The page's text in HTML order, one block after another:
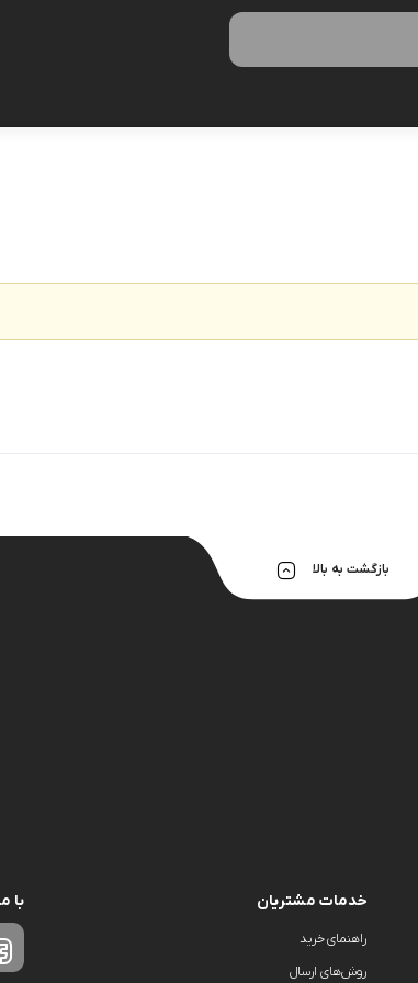
بازگشت به بالا
خدمات مشتریان
راهنمای خرید
روش‌های ارسال
با